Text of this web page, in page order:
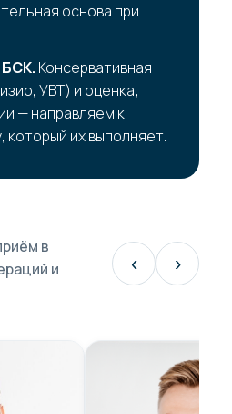
основа при
Консервативная
УВТ) и оценка;
— направляем к
который их выполняет.
в
и
‹ ›